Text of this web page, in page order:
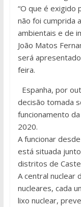
“O que é exigido
não foi cumprida
ambientais e de
João Matos
será
feira.
Espanha, por
decisão tomada
funcionamento
2020.
A funcionar
está situada
distritos de
A central nuclear
nucleares, cada
lixo nuclear,